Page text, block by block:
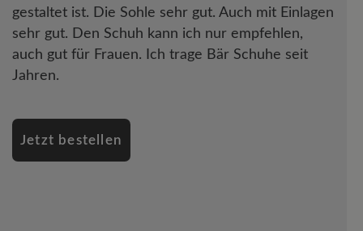
gestaltet ist. Die Sohle sehr gut. Auch mit Einlagen
sehr gut. Den Schuh kann ich nur empfehlen,
auch gut für Frauen. Ich trage Bär Schuhe seit
Jahren.
Jetzt bestellen